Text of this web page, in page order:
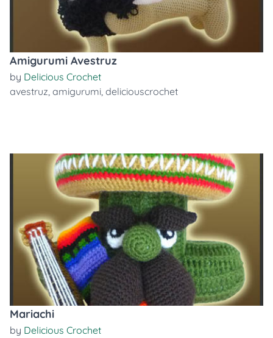
Amigurumi Avestruz
by Delicious Crochet
avestruz, amigurumi, deliciouscrochet
Mariachi
by Delicious Crochet